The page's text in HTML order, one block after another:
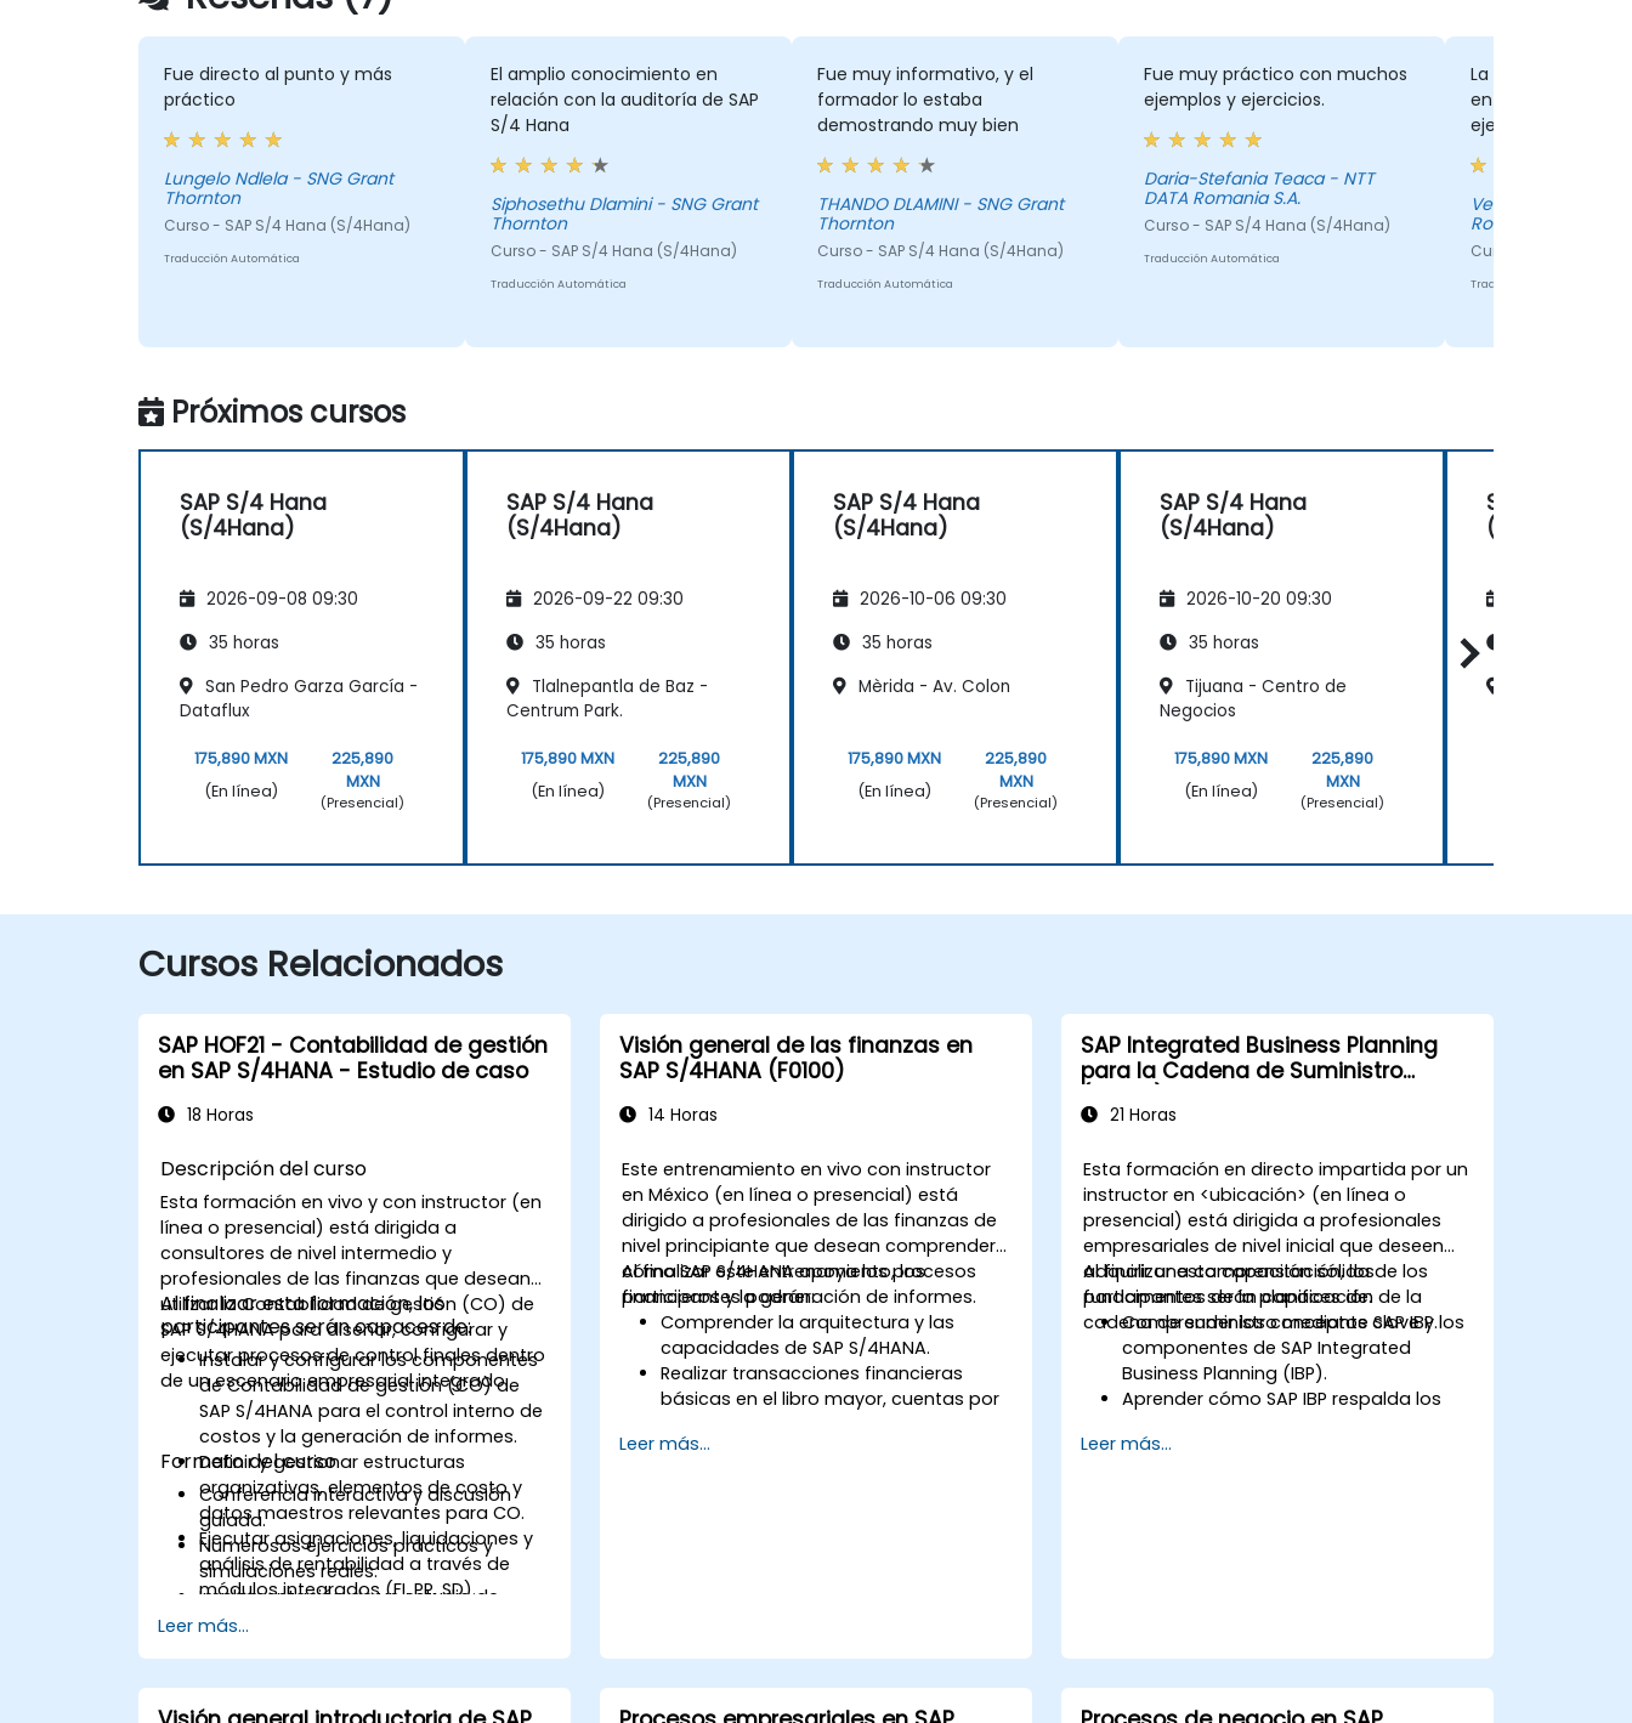
Fue directo al punto y más
práctico
Lungelo Ndlela - SNG Grant
Thornton
Curso - SAP S/4 Hana (S/4Hana)
Traducción Automática
El amplio conocimiento en
relación con la auditoría de SAP
S/4 Hana
Siphosethu Dlamini - SNG Grant
Thornton
Curso - SAP S/4 Hana (S/4Hana)
Traducción Automática
Fue muy informativo, y el
formador lo estaba
demostrando muy bien
THANDO DLAMINI - SNG Grant
Thornton
Curso - SAP S/4 Hana (S/4Hana)
Traducción Automática
Fue muy práctico con muchos
ejemplos y ejercicios.
Daria-Stefania Teaca - NTT
DATA Romania S.A.
Curso - SAP S/4 Hana (S/4Hana)
Traducción Automática
La estructura
entrenamiento,
ejercicios bien
Vestale Magda -
Romania S.A.
Curso - SAP S/4
Traducción Automática
Próximos cursos
SAP S/4 Hana
(S/4Hana)
2026-09-08 09:30
35 horas
San Pedro Garza García -
Dataflux
175,890 MXN
(En línea)
225,890
MXN
(Presencial)
SAP S/4 Hana
(S/4Hana)
2026-09-22 09:30
35 horas
Tlalnepantla de Baz -
Centrum Park.
175,890 MXN
(En línea)
225,890
MXN
(Presencial)
SAP S/4 Hana
(S/4Hana)
2026-10-06 09:30
35 horas
Mèrida - Av. Colon
175,890 MXN
(En línea)
225,890
MXN
(Presencial)
SAP S/4 Hana
(S/4Hana)
2026-10-20 09:30
35 horas
Tijuana - Centro de
Negocios
175,890 MXN
(En línea)
225,890
MXN
(Presencial)
SAP S/4 Hana
(S/4Hana)
Cursos Relacionados
SAP HOF21 - Contabilidad de gestión
en SAP S/4HANA - Estudio de caso
18 Horas
Descripción del curso
Esta formación en vivo y con instructor (en
línea o presencial) está dirigida a
consultores de nivel intermedio y
profesionales de las finanzas que desean
utilizar la Contabilidad de gestión (CO) de
SAP S/4HANA para diseñar, configurar y
ejecutar procesos de control finales dentro
de un escenario empresarial integrado.
Al finalizar esta formación, los
participantes serán capaces de:
Instalar y configurar los componentes
de Contabilidad de gestión (CO) de
SAP S/4HANA para el control interno de
costos y la generación de informes.
Definir y gestionar estructuras
organizativas, elementos de costo y
datos maestros relevantes para CO.
Ejecutar asignaciones, liquidaciones y
análisis de rentabilidad a través de
módulos integrados (FI, PP, SD).
Analizar los resultados utilizando
informes de CO, análisis de margen
(CO-PA) y monitoreo de costos en
tiempo real.
Formato del curso
Conferencia interactiva y discusión
guiada.
Numerosos ejercicios prácticos y
simulaciones reales.
Implementación de un estudio de
caso real en un sistema de formación
Leer más...
Visión general de las finanzas en
SAP S/4HANA (F0100)
14 Horas
Este entrenamiento en vivo con instructor
en México (en línea o presencial) está
dirigido a profesionales de las finanzas de
nivel principiante que desean comprender
cómo SAP S/4HANA apoya los procesos
financieros y la generación de informes.
Al finalizar este entrenamiento, los
participantes podrán:
Comprender la arquitectura y las
capacidades de SAP S/4HANA.
Realizar transacciones financieras
básicas en el libro mayor, cuentas por
Trabajar con centros de costo, centros
dentro de SAP S/4HANA.
Leer más...
SAP Integrated Business Planning
para la Cadena de Suministro
21 Horas
Esta formación en directo impartida por un
instructor en <ubicación> (en línea o
presencial) está dirigida a profesionales
empresariales de nivel inicial que deseen
adquirir una comprensión sólida de los
fundamentos de la planificación de la
cadena de suministro mediante SAP IBP.
Al finalizar esta capacitación, los
participantes serán capaces de:
Comprender los conceptos clave y los
componentes de SAP Integrated
Business Planning (IBP).
Aprender cómo SAP IBP respalda los
de la cadena de suministro.
Leer más...